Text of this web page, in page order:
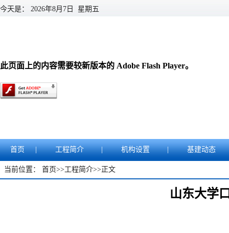
今天是： 2026年8月7日 星期五
此页面上的内容需要较新版本的 Adobe Flash Player。
首页 | 工程简介 | 机构设置 | 基建动态
当前位置： 首页>>工程简介>> 正文
山东大学